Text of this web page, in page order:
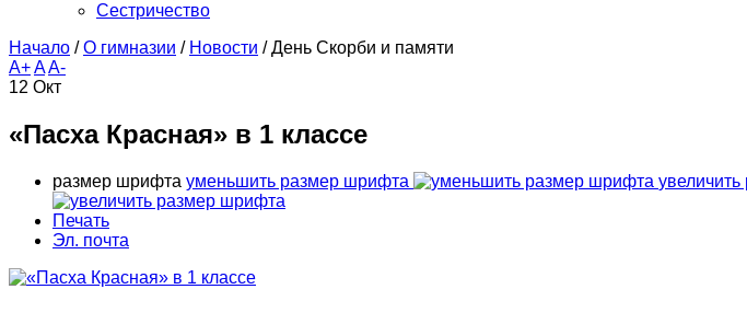
Сестричество
Начало / О гимназии / Новости / День Скорби и памяти
A+AA-
12 Окт
«Пасха Красная» в 1 классе
размер шрифта уменьшить размер шрифта
Печать
Эл. почта